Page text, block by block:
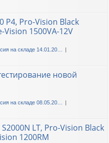
P4, Pro-Vision Black
Vision 1500VA-12V
на складе 14.01.20…
новой
на складе 08.05.20…
LT, Pro-Vision Black
1200RM